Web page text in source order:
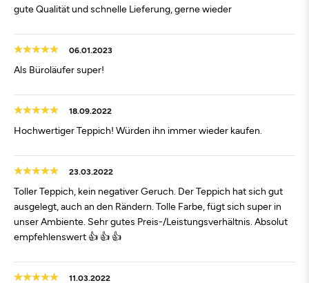
gute Qualität und schnelle Lieferung, gerne wieder
06.01.2023
Als Büroläufer super!
18.09.2022
Hochwertiger Teppich! Würden ihn immer wieder kaufen.
23.03.2022
Toller Teppich, kein negativer Geruch. Der Teppich hat sich gut
ausgelegt, auch an den Rändern. Tolle Farbe, fügt sich super in
unser Ambiente. Sehr gutes Preis-/Leistungsverhältnis. Absolut
empfehlenswert 👍 👍 👍
11.03.2022